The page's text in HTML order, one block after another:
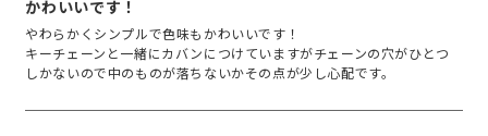
かわいいです！
やわらかくシンプルで色味もかわいいです！
キーチェーンと一緒にカバンにつけていますがチェーンの穴がひとつ
しかないので中のものが落ちないかその点が少し心配です。